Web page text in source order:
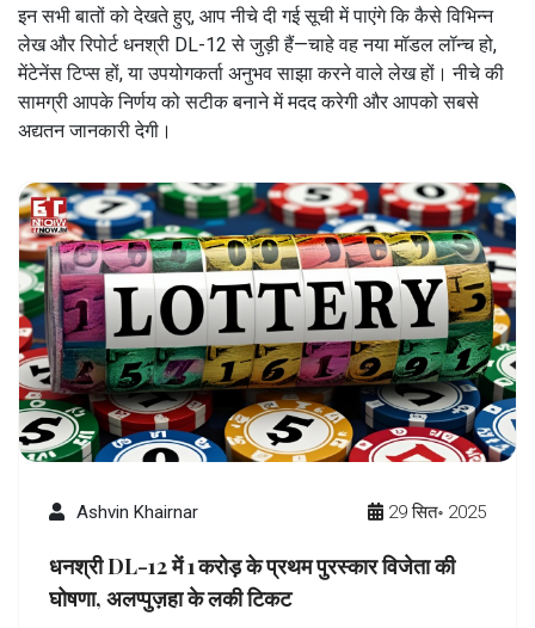
इन सभी बातों को देखते हुए, आप नीचे दी गई सूची में पाएंगे कि कैसे विभिन्न
लेख और रिपोर्ट धनश्री DL-12 से जुड़ी हैं—चाहे वह नया मॉडल लॉन्च हो,
मेंटेनेंस टिप्स हों, या उपयोगकर्ता अनुभव साझा करने वाले लेख हों। नीचे की
सामग्री आपके निर्णय को सटीक बनाने में मदद करेगी और आपको सबसे
अद्यतन जानकारी देगी।
Ashvin Khairnar 29 सित॰ 2025
धनश्री DL-12 में 1 करोड़ के प्रथम पुरस्कार विजेता की
घोषणा, अलप्पुज़हा के लकी टिकट